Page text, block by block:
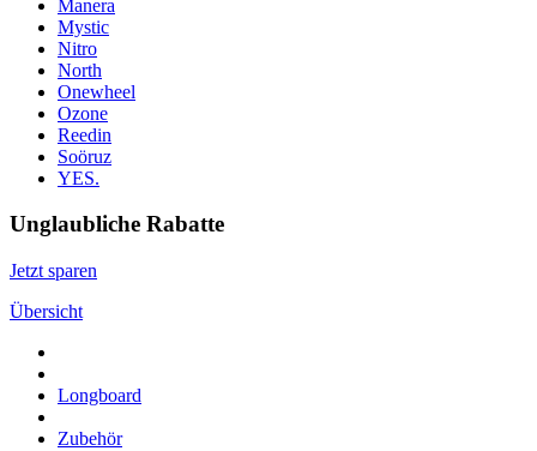
Manera
Mystic
Nitro
North
Onewheel
Ozone
Reedin
Soöruz
YES.
Unglaubliche Rabatte
Jetzt sparen
Übersicht
Longboard
Zubehör